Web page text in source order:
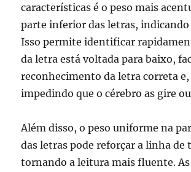
características é o peso mais
parte inferior das letras, indicando
Isso permite identificar
da letra está voltada para baixo,
reconhecimento da letra correta e,
impedindo que o cérebro as gire
Além disso, o peso uniforme na
das letras pode reforçar a linha de
tornando a leitura mais fluente.